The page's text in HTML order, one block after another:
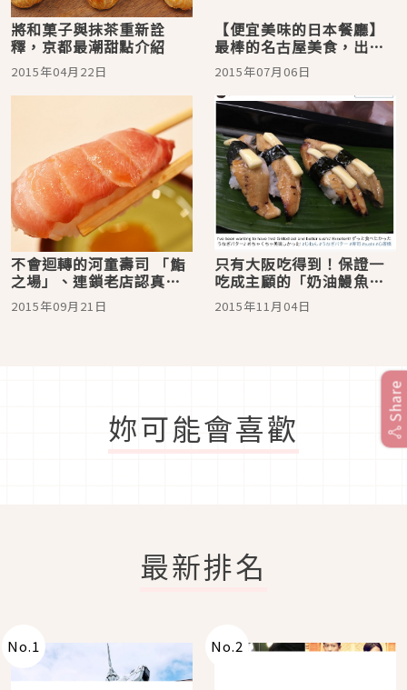
將和菓子與抹茶重新詮
釋，京都最潮甜點介紹
2015年04月22日
【便宜美味的日本餐廳】
最棒的名古屋美食，出眾
且精湛的美味！名古屋車
站附近的「吞氣屋」
2015年07月06日
不會迴轉的河童壽司 「鮨
之場」、連鎖老店認真起
來加入新營業型態就變這
樣！
2015年09月21日
只有大阪吃得到！保證一
吃成主顧的「奶油鰻魚握
壽司」？！
2015年11月04日
妳可能會喜歡
最新排名
No.1 No.2
Share